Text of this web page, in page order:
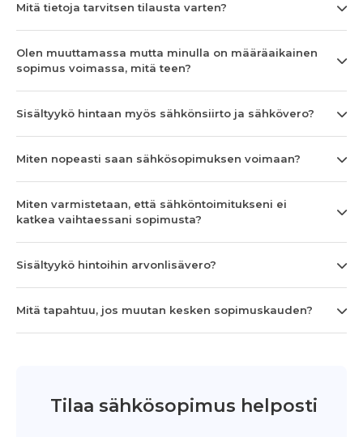
Mitä tietoja tarvitsen tilausta varten?
Olen muuttamassa mutta minulla on määräaikainen
sopimus voimassa, mitä teen?
Sisältyykö hintaan myös sähkönsiirto ja sähkövero?
Miten nopeasti saan sähkösopimuksen voimaan?
Miten varmistetaan, että sähköntoimitukseni ei
katkea vaihtaessani sopimusta?
Sisältyykö hintoihin arvonlisävero?
Mitä tapahtuu, jos muutan kesken sopimuskauden?
Tilaa sähkösopimus helposti